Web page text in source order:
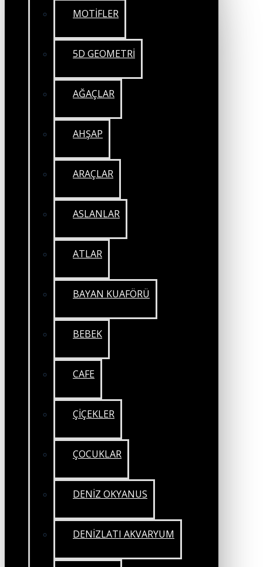
MOTİFLER
5D GEOMETRİ
AĞAÇLAR
AHŞAP
ARAÇLAR
ASLANLAR
ATLAR
BAYAN KUAFÖRÜ
BEBEK
CAFE
ÇİÇEKLER
ÇOCUKLAR
DENİZ OKYANUS
DENİZLATI AKVARYUM